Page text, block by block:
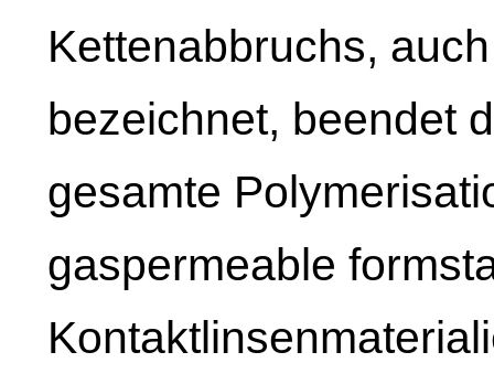
Kettenabbruchs,
bezeichnet, beendet
gesamte
gaspermeable